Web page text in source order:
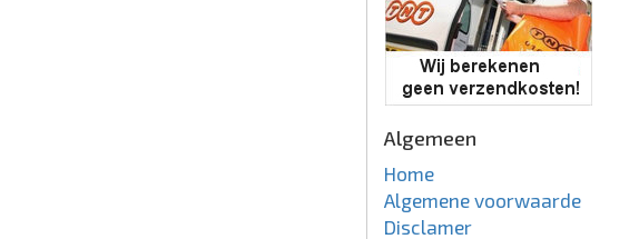
Algemeen
Home
Algemene voorwaarde
Disclamer